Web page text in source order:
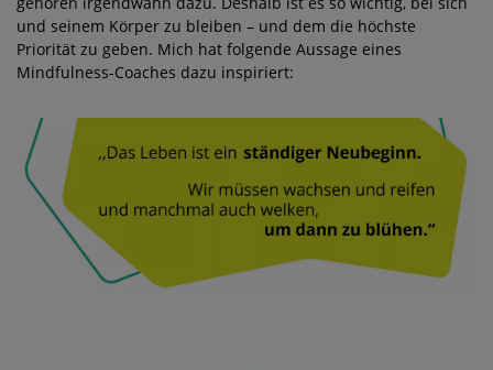
und seinem Körper zu bleiben – und dem die höchste
Priorität zu geben. Mich hat folgende Aussage eines
Mindfulness-Coaches dazu inspiriert: